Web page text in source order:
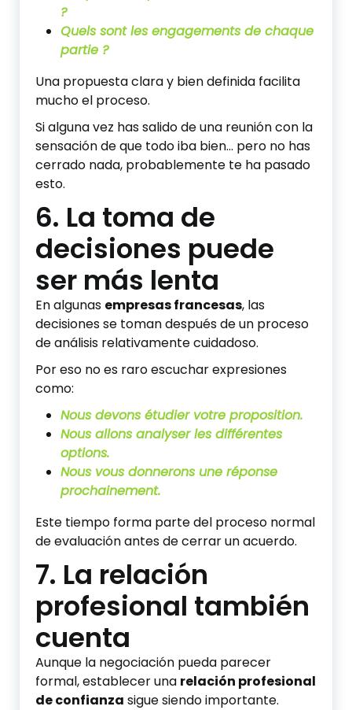
?
Quels sont les engagements de chaque
partie ?
Una propuesta clara y bien definida facilita
mucho el proceso.
Si alguna vez has salido de una reunión con la
sensación de que todo iba bien… pero no has
cerrado nada, probablemente te ha pasado
esto.
6. La toma de
decisiones puede
ser más lenta
En algunas empresas francesas, las
decisiones se toman después de un proceso
de análisis relativamente cuidadoso.
Por eso no es raro escuchar expresiones
como:
Nous devons étudier votre proposition.
Nous allons analyser les différentes
options.
Nous vous donnerons une réponse
prochainement.
Este tiempo forma parte del proceso normal
de evaluación antes de cerrar un acuerdo.
7. La relación
profesional también
cuenta
Aunque la negociación pueda parecer
formal, establecer una relación profesional
de confianza sigue siendo importante.